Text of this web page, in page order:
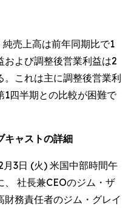
売上高は前年同期比で1
よび調整後営業利益は2
これは主に調整後営業利
四半期との比較が困難で
キャストの詳細
3日 (火) 米国中部時間午
社長兼CEOのジム・ザ
財務責任者のジム・グレイ